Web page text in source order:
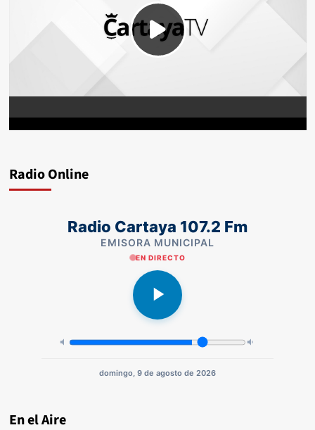
Radio Online
Radio Cartaya 107.2 Fm
EMISORA MUNICIPAL
EN DIRECTO
domingo, 9 de agosto de 2026
En el Aire